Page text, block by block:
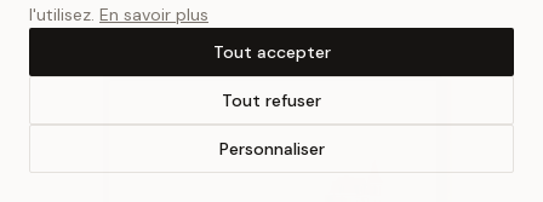
l'utilisez. En savoir plus
Tout refuser
Personnaliser
Tout accepter